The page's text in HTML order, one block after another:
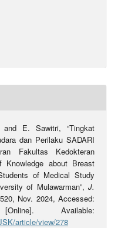
and E. Sawitri, “Tingkat
dan Perilaku SADARI
Fakultas Kedokteran
Knowledge about Breast
of Medical Study
of Mulawarman”,J.
Nov. 2024, Accessed:
Available:
article/view/278